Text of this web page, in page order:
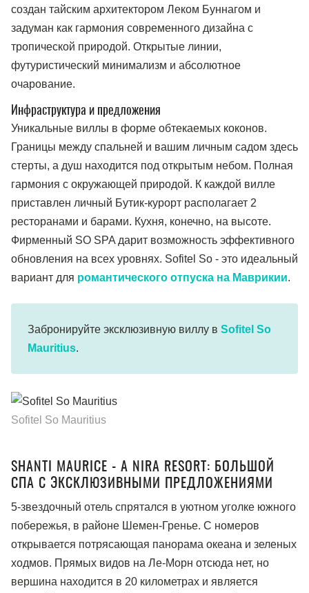
создан тайским архитектором Леком Буннагом и
задуман как гармония современного дизайна с
тропической природой. Открытые линии,
футуристический минимализм и абсолютное
очарование.
Инфраструктура и предложения
Уникальные виллы в форме обтекаемых коконов.
Границы между спальней и вашим личным садом здесь
стерты, а душ находится под открытым небом. Полная
гармония с окружающей природой. К каждой вилле
приставлен личный Бутик-курорт располагает 2
ресторанами и барами. Кухня, конечно, на высоте.
Фирменный SO SPA дарит возможность эффективного
обновления на всех уровнях. Sofitel So - это идеальный
вариант для романтического отпуска на Маврикии.
Забронируйте эксклюзивную виллу в Sofitel So
Mauritius.
Sofitel So Mauritius
SHANTI MAURICE - A NIRA RESORT: БОЛЬШОЙ
СПА С ЭКСКЛЮЗИВНЫМИ ПРЕДЛОЖЕНИЯМИ
5-звездочный отель спрятался в уютном уголке южного
побережья, в районе Шемен-Гренье. С номеров
открывается потрясающая панорама океана и зеленых
ходмов. Прямых видов на Ле-Морн отсюда нет, но
вершина находится в 20 километрах и является